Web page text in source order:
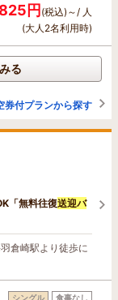
円(税込)～/ 人
(大人2名利用時)
る
券付プランから探す
「無料往復送迎バ
倉崎駅より徒歩に
シングル 食事なし